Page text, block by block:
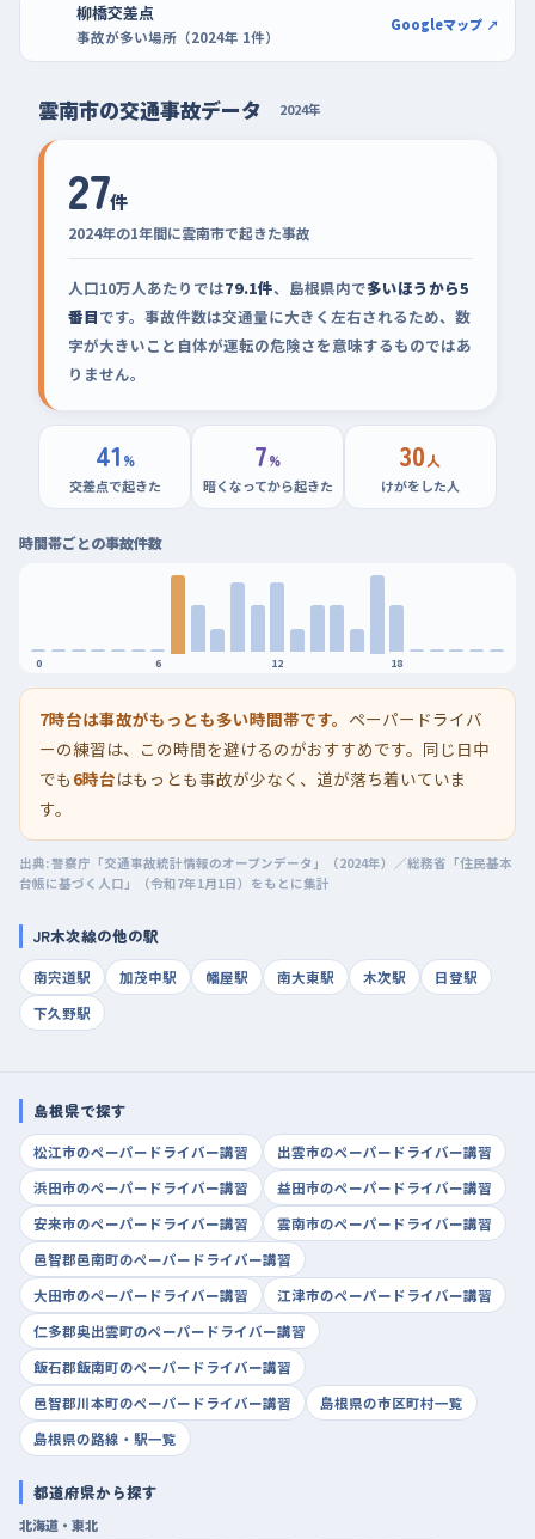
柳橋交差点
事故が多い場所（2024年 1件）
Googleマップ ↗
雲南市の交通事故データ 2024年
27件
2024年の1年間に雲南市で起きた事故
人口10万人あたりでは79.1件、島根県内で多いほうから5
番目です。事故件数は交通量に大きく左右されるため、数
字が大きいこと自体が運転の危険さを意味するものではあ
りません。
41 %
交差点で起きた
7%
暗くなってから起きた
30人
けがをした人
時間帯ごとの事故件数
0 6 12 18
7時台は事故がもっとも多い時間帯です。 ペーパードライバ
ーの練習は、この時間を避けるのがおすすめです。同じ日中
でも 6時台はもっとも事故が少なく、道が落ち着いていま
す。
出典: 警察庁「交通事故統計情報のオープンデータ」（2024年）／総務省「住民基本
台帳に基づく人口」（令和7年1月1日）をもとに集計
JR木次線の他の駅
南宍道駅 加茂中駅 幡屋駅 南大東駅 木次駅
日登駅
下久野駅
島根県で探す
松江市のペーパードライバー講習
出雲市のペーパードライバー講習
浜田市のペーパードライバー講習
益田市のペーパードライバー講習
安来市のペーパードライバー講習
雲南市のペーパードライバー講習
邑智郡邑南町のペーパードライバー講習
大田市のペーパードライバー講習
江津市のペーパードライバー講習
仁多郡奥出雲町のペーパードライバー講習
飯石郡飯南町のペーパードライバー講習
邑智郡川本町のペーパードライバー講習
島根県の市区町村一覧
島根県の路線・駅一覧
都道府県から探す
北海道・東北